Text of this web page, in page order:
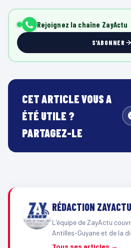
Rejoignez la chaîne ZayActu
S'ABONNER
CET ARTICLE VOUS A
ÉTÉ UTILE ?
PARTAGEZ-LE
RÉDACTION ZAYACTU
L'équipe de ZayActu
Antilles-Guyane et de la
Tous ses articles →